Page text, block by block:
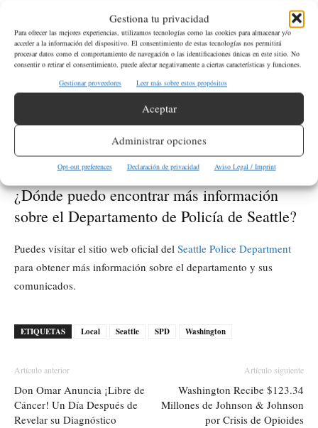
Gestiona tu privacidad
Para ofrecer las mejores experiencias, utilizamos tecnologías como las cookies para almacenar y/o
acceder a la información del dispositivo. El consentimiento de estas tecnologías nos permitirá
procesar datos como el comportamiento de navegación o las identificaciones únicas en este sitio. No
consentir o retirar el consentimiento, puede afectar negativamente a ciertas características y funciones.
Gestionar proveedores
Leer más sobre estos propósitos
Aceptar
Administrar opciones
Opt-out preferences Declaración de privacidad Aviso Legal / Imprint
que considera acusaciones falsas que han sido una barrera para
su carrera. También para vivir su verdad abierta.
¿Qué cargos enfrentan las mujeres que
presentaron la demanda?
Las cuatro mujeres presentaron una demanda por agravio,
alegando discriminación yacoso sexualpor parte de Díaz y
otros líderes del departamento.
¿Dónde puedo encontrar más información
sobre el Departamento de Policía de Seattle?
Puedes visitar el sitio web oficial del Seattle Police Department
para obtener más información sobre el departamento y sus
comunicados.
ETIQUETAS Local Seattle SPD Washington
Artículo anterior
Don Omar Anuncia ¡Libre de
Cáncer! Un Día Después de
Revelar su Diagnóstico
Artículo siguiente
Washington Recibe $123.34
Millones de Johnson & Johnson
por Crisis de Opioides